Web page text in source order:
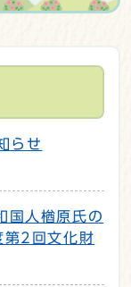
らせ
国人楢原氏の
第2回文化財